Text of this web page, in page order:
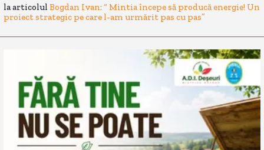
la articolul Bogdan Ivan: “ Mintia începe să producă energie! Un
proiect strategic pe care l-am urmărit pas cu pas”